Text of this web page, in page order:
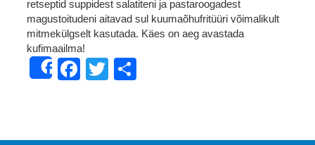
retseptid suppidest salatiteni ja pastaroogadest
magustoitudeni aitavad sul kuumaõhufritüüri võimalikult
mitmekülgselt kasutada. Käes on aeg avastada
kufimaailma!
ShareFacebook
Twitter